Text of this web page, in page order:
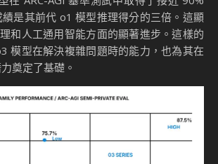
是其前代 o1 模型推理得分的三倍。這顯
和人工通用智能方面的顯著進步。這樣的
模型在解決複雜問題時的能力，也為其在
奠定了基礎。